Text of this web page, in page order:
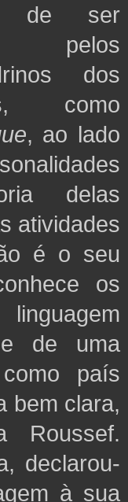
de ser
pelos
dos
como
, ao lado
delas
atividades
é o seu
os
de uma
país
bem clara,
Roussef.
declarou-
à sua